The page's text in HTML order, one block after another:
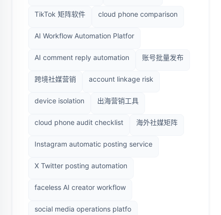
TikTok 矩阵软件 cloud phone comparison
AI Workflow Automation Platfor
AI comment reply automation 账号批量发布
跨境社媒营销 account linkage risk
device isolation 出海营销工具
cloud phone audit checklist 海外社媒矩阵
Instagram automatic posting service
X Twitter posting automation
faceless AI creator workflow
social media operations platfo